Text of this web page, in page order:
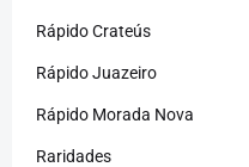
Rápido Crateús
Rápido Juazeiro
Rápido Morada Nova
Raridades